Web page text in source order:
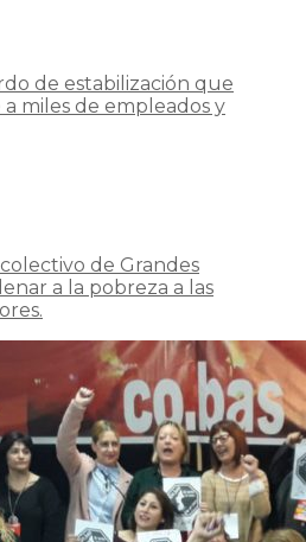
de estabilización que
miles de empleados y
de Grandes
a la pobreza a las